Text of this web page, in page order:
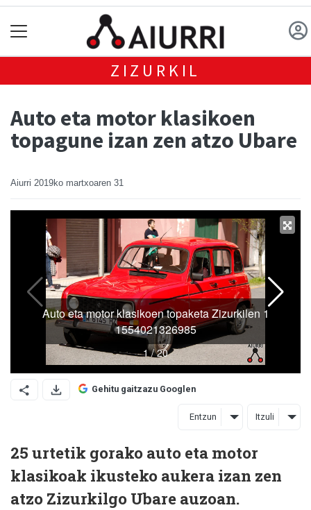
ZIZURKIL
Auto eta motor klasikoen
topagune izan zen atzo Ubare
Aiurri 2019ko martxoaren 31
Gehitu gaitzazu Googlen
Entzun Itzuli
25 urtetik gorako auto eta motor
klasikoak ikusteko aukera izan zen
atzo Zizurkilgo Ubare auzoan.